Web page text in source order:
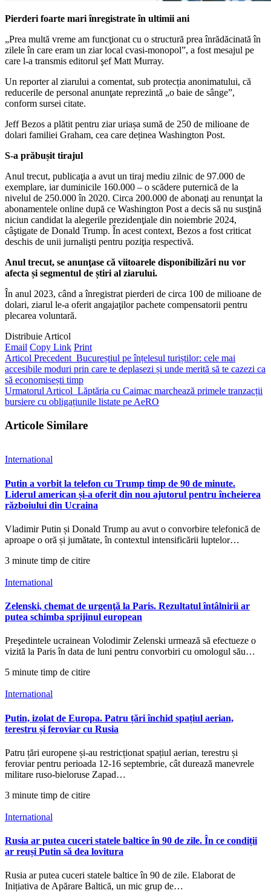
Pierderi foarte mari înregistrate în ultimii ani
„Prea multă vreme am funcţionat cu o structură prea înrădăcinată în
zilele în care eram un ziar local cvasi-monopol”, a fost mesajul pe
care l-a transmis editorul şef Matt Murray.
Un reporter al ziarului a comentat, sub protecția anonimatului, că
reducerile de personal anunţate reprezintă „o baie de sânge”,
conform sursei citate.
Jeff Bezos a plătit pentru ziar uriașa sumă de 250 de milioane de
dolari familiei Graham, cea care deținea Washington Post.
S-a prăbușit tirajul
Anul trecut, publicaţia a avut un tiraj mediu zilnic de 97.000 de
exemplare, iar duminicile 160.000 – o scădere puternică de la
nivelul de 250.000 în 2020. Circa 200.000 de abonaţi au renunţat la
abonamentele online după ce Washington Post a decis să nu susţină
niciun candidat la alegerile prezidenţiale din noiembrie 2024,
câştigate de Donald Trump. În acest context, Bezos a fost criticat
deschis de unii jurnalişti pentru poziţia respectivă.
Anul trecut, se anunţase că viitoarele disponibilizări nu vor
afecta și segmentul de știri al ziarului.
În anul 2023, când a înregistrat pierderi de circa 100 de milioane de
dolari, ziarul le-a oferit angajaţilor pachete compensatorii pentru
plecarea voluntară.
Distribuie Articol
Email Copy Link Print
Articol Precedent Bucureștiul pe înțelesul turiștilor: cele mai
accesibile moduri prin care te deplasezi și unde merită să te cazezi ca
să economisești timp
Urmatorul Articol Lăptăria cu Caimac marchează primele tranzacții
bursiere cu obligațiunile listate pe AeRO
Articole Similare
International
Putin a vorbit la telefon cu Trump timp de 90 de minute.
Liderul american și-a oferit din nou ajutorul pentru încheierea
războiului din Ucraina
Vladimir Putin și Donald Trump au avut o convorbire telefonică de
aproape o oră și jumătate, în contextul intensificării luptelor…
3 minute timp de citire
International
Zelenski, chemat de urgenţă la Paris. Rezultatul întâlnirii ar
putea schimba sprijinul european
Preşedintele ucrainean Volodimir Zelenski urmează să efectueze o
vizită la Paris în data de luni pentru convorbiri cu omologul său…
5 minute timp de citire
International
Putin, izolat de Europa. Patru țări închid spațiul aerian,
terestru și feroviar cu Rusia
Patru țări europene și-au restricționat spațiul aerian, terestru și
feroviar pentru perioada 12-16 septembrie, cât durează manevrele
militare ruso-bieloruse Zapad…
3 minute timp de citire
International
Rusia ar putea cuceri statele baltice în 90 de zile. În ce condiții
ar reuși Putin să dea lovitura
Rusia ar putea cuceri statele baltice în 90 de zile. Elaborat de
Inițiativa de Apărare Baltică, un mic grup de…